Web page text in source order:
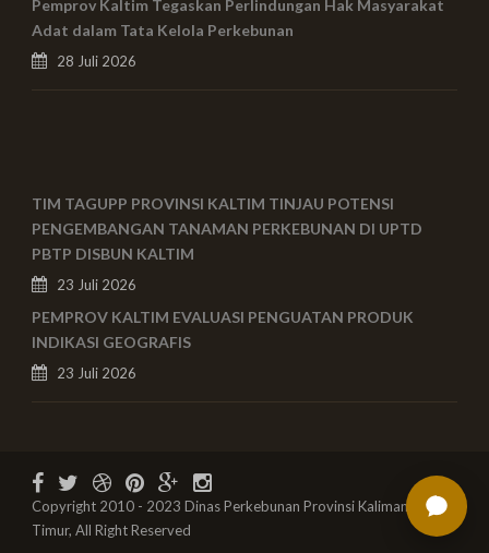
Pemprov Kaltim Tegaskan Perlindungan Hak Masyarakat
Adat dalam Tata Kelola Perkebunan
28 Juli 2026
TIM TAGUPP PROVINSI KALTIM TINJAU POTENSI
PENGEMBANGAN TANAMAN PERKEBUNAN DI UPTD
PBTP DISBUN KALTIM
23 Juli 2026
PEMPROV KALTIM EVALUASI PENGUATAN PRODUK
INDIKASI GEOGRAFIS
23 Juli 2026
Copyright 2010 - 2023 Dinas Perkebunan Provinsi Kalimantan
Timur, All Right Reserved